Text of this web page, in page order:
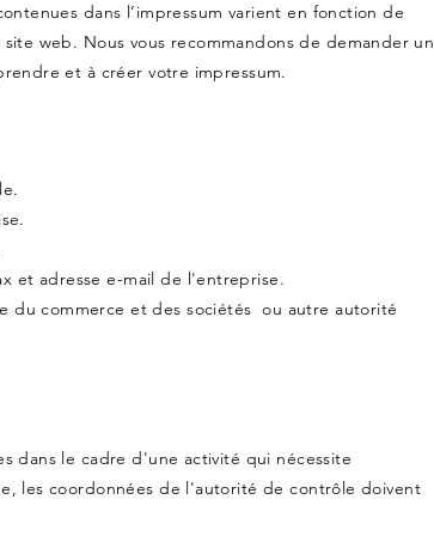
dans l’impressum varient en fonction de
web. Nous vous recommandons de demander un
et à créer votre impressum.
et adresse e-mail de l'entreprise.
du commerce et des sociétés ou autre autorité
dans le cadre d'une activité qui nécessite
les coordonnées de l'autorité de contrôle doivent